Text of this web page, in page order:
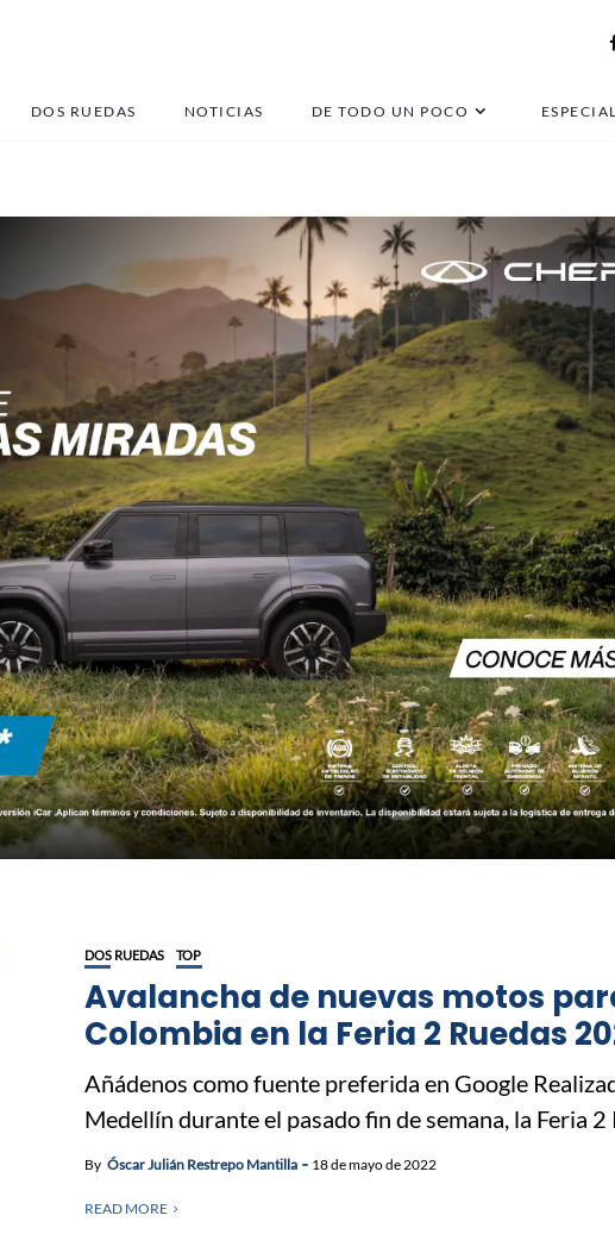
DOS RUEDAS NOTICIAS DE TODO UN POCO
niu gova 03
DOS RUEDAS TOP
Avalancha de nuevas motos
Colombia en la Feria 2 Ruedas
Añádenos como fuente preferida en Google
Medellín durante el pasado fin de semana, la Feria 2
By Óscar Julián Restrepo Mantilla 18 de mayo de 2022
READ MORE